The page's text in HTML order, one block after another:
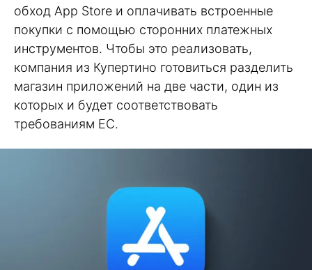
обход App Store и оплачивать встроенные
покупки с помощью сторонних платежных
инструментов. Чтобы это реализовать,
компания из Купертино готовиться разделить
магазин приложений на две части, один из
которых и будет соответствовать
требованиям ЕС.